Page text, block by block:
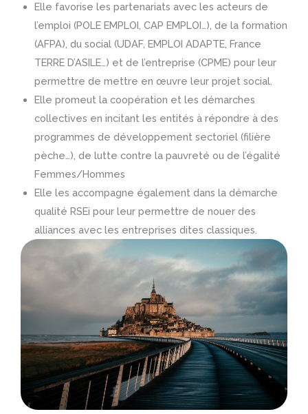
Elle favorise les partenariats avec les acteurs de
l’emploi (POLE EMPLOI, CAP EMPLOI…), de la formation
(AFPA), du social (UDAF, EMPLOI ADAPTE, France
TERRE D’ASILE…) et de l’entreprise (CPME) pour leur
permettre de mettre en œuvre leur projet social.
Elle promeut la coopération et les démarches
collectives en incitant les entités à répondre à des
programmes de développement sectoriel (filière
pèche…), de lutte contre la pauvreté ou de l’égalité
Femmes/Hommes
Elle les accompagne également dans la démarche
qualité RSEi pour leur permettre de nouer des
alliances avec les entreprises dites classiques.